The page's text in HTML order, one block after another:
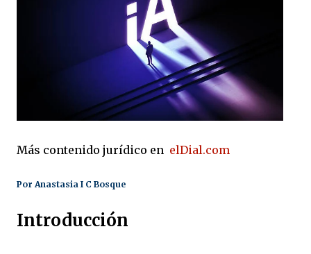
Más contenido jurídico en elDial.com
Por Anastasia I C Bosque
Introducción